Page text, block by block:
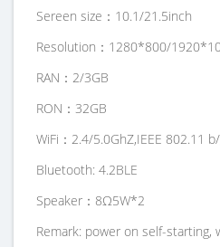
Sereen size：10.1/21.5inch
Resolution：1280*800/
RAN：2/3GB
RON：32GB
WiFi：2.4/5.0GhZ,IEEE 802.11
Bluetooth: 4.2BLE
Speaker：8Ω5W*2
Remark: power on self-starting,